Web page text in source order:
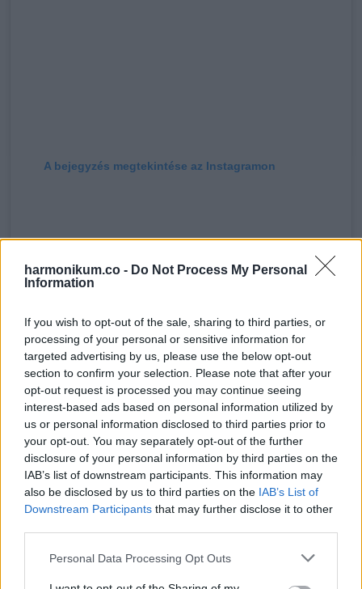
harmonikum.co - Do Not Process My Personal
Information
If you wish to opt-out of the sale, sharing to third parties, or
processing of your personal or sensitive information for
targeted advertising by us, please use the below opt-out
section to confirm your selection. Please note that after your
opt-out request is processed you may continue seeing
interest-based ads based on personal information utilized by
us or personal information disclosed to third parties prior to
your opt-out. You may separately opt-out of the further
disclosure of your personal information by third parties on the
IAB’s list of downstream participants. This information may
also be disclosed by us to third parties on the IAB’s List of
Downstream Participants that may further disclose it to other
Please note that this website/app uses one or more Google
Personal Data Processing Opt Outs
A bejegyzés megtekintése az Instagramon
Salma Hayek Pinault (@salmahayek) által megosztott bejegyzés
Elképesztő…